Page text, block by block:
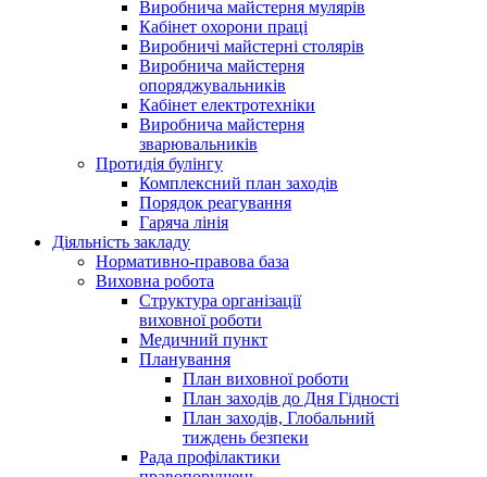
Виробнича майстерня мулярів
Кабінет охорони праці
Виробничі майстерні столярів
Виробнича майстерня
опоряджувальників
Кабінет електротехніки
Виробнича майстерня
зварювальників
Протидія булінгу
Комплексний план заходів
Порядок реагування
Гаряча лінія
Діяльність закладу
Нормативно-правова база
Виховна робота
Структура організації
виховної роботи
Медичний пункт
Планування
План виховної роботи
План заходів до Дня Гідності
План заходів, Глобальний
тиждень безпеки
Рада профілактики